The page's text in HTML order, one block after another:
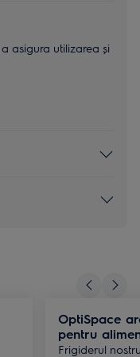
asigura utilizarea și
OptiSpace
pentru
Frigiderul